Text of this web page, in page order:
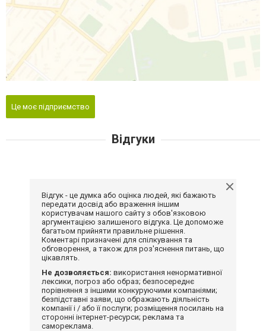
Це моє підприємство
Відгуки
Відгук - це думка або оцінка людей, які бажають
передати досвід або враження іншим
користувачам нашого сайту з обов'язковою
аргументацією залишеного відгука. Це допоможе
багатьом прийняти правильне рішення.
Коментарі призначені для спілкування та
обговорення, а також для роз'яснення питань, що
цікавлять.
Не дозволяється: використання ненормативної
лексики, погроз або образ; безпосереднє
порівняння з іншими конкуруючими компаніями;
безпідставні заяви, що ображають діяльність
компанії і / або її послуги; розміщення посилань на
сторонні інтернет-ресурси; реклама та
самореклама.